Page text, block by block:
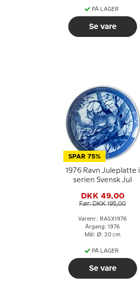
PÅ LAGER
Se vare
SPAR 75%
1976 Ravn Juleplatte i
serien Svensk Jul
DKK 49,00
Før: DKK 195,00
Varenr.: RASX1976
Årgang: 1976
Mål: Ø: 20 cm
PÅ LAGER
Se vare